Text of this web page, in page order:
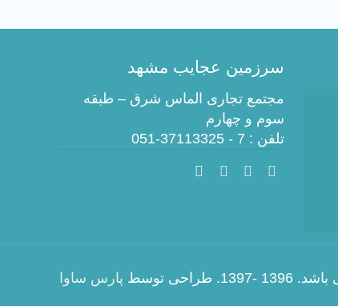
سرزمین عجایب مشهد
مجتمع تجاری الماس شرق – طبقه
سوم و چهارم
تلفن : 7 - 37113325-051
توسط
پارس ساوا